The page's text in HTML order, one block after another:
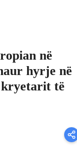
në
hyrje në
kryetarit të